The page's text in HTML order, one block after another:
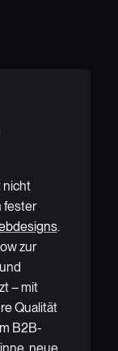
nicht
fester
.
zur
– mit
Qualität
B2B-